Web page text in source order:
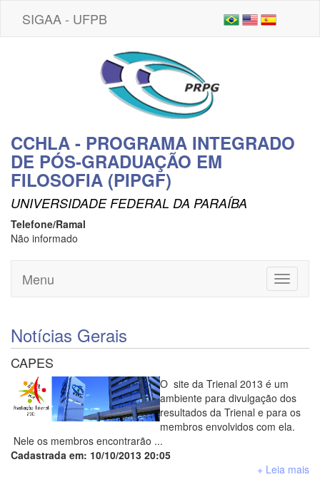
SIGAA - UFPB
CCHLA - PROGRAMA INTEGRADO
DE PÓS-GRADUAÇÃO EM
FILOSOFIA (PIPGF)
UNIVERSIDADE FEDERAL DA PARAÍBA
Telefone/Ramal
Não informado
Toggle
Menu
Notícias Gerais
CAPES
O site da Trienal 2013 é um
ambiente para divulgação dos
resultados da Trienal e para os
membros envolvidos com ela.
Nele os membros encontrarão ...
Cadastrada em: 10/10/2013 20:05
+ Leia mais